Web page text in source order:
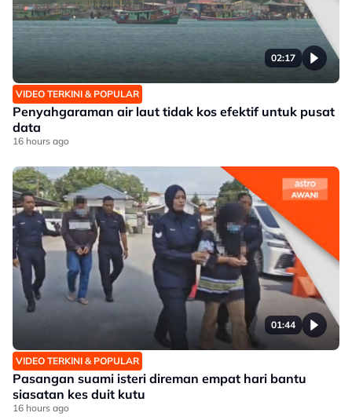
02:17
VIDEO TERKINI & POPULAR
Penyahgaraman air laut tidak kos efektif untuk pusat
data
16 hours ago
01:44
VIDEO TERKINI & POPULAR
Pasangan suami isteri direman empat hari bantu
siasatan kes duit kutu
16 hours ago